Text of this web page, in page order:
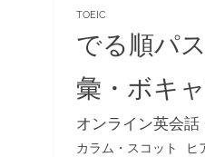
TOEIC
でる順パ
彙・ボキ
オンライン英会
カラム・スコット ヒ